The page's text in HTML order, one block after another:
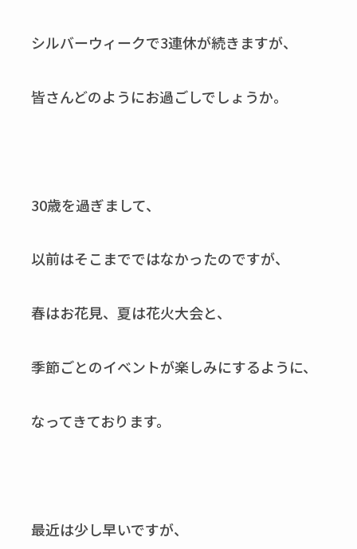
シルバーウィークで3連休が続きますが、
皆さんどのようにお過ごしでしょうか。
30歳を過ぎまして、
以前はそこまでではなかったのですが、
春はお花見、夏は花火大会と、
季節ごとのイベントが楽しみにするように、
なってきております。
最近は少し早いですが、